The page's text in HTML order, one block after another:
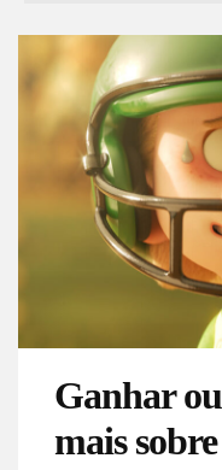
Ganhar
mais